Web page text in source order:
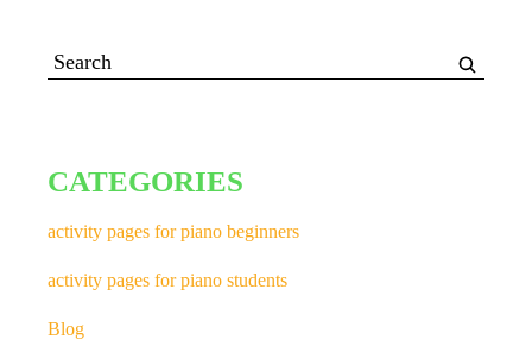
CATEGORIES
activity pages for piano beginners
activity pages for piano students
Blog